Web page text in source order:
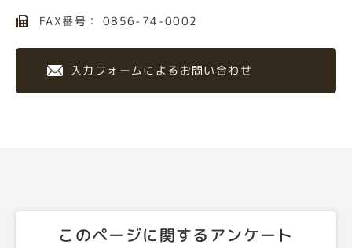
FAX番号： 0856-74-0002
入力フォームによるお問い合わせ
このページに関するアンケート